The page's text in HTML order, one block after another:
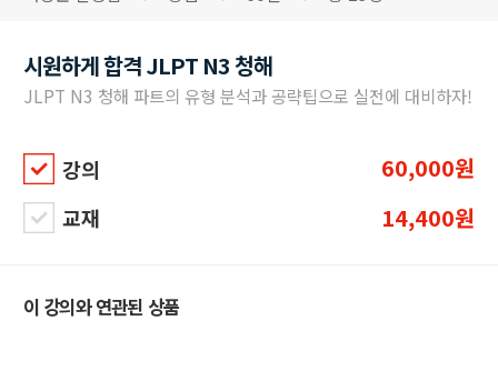
시원하게 합격 JLPT N3 청해
JLPT N3 청해 파트의 유형 분석과 공략팁으로 실전에 대비하자!
강의 60,000원
교재 14,400원
이 강의와 연관된 상품